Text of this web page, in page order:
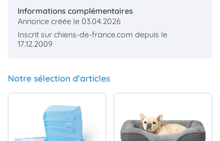
Informations complémentaires
Annonce créée le 03.04.2026
Inscrit sur chiens-de-france.com depuis le
17.12.2009
Notre sélection d'articles